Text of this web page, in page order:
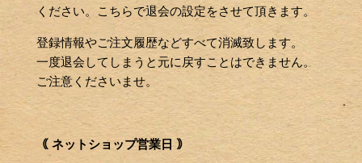
ください。こちらで退会の設定をさせて頂きます。
登録情報やご注文履歴などすべて消滅致します。
一度退会してしまうと元に戻すことはできません。
ご注意くださいませ。
｟ ネットショップ営業日 ｠